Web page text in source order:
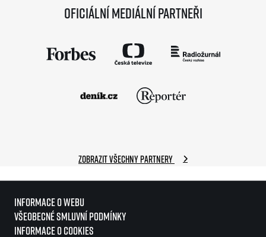
Oficiální mediální partneři
Zobrazit všechny partnery
Informace o webu
Všeobecné smluvní podmínky
Informace o cookies